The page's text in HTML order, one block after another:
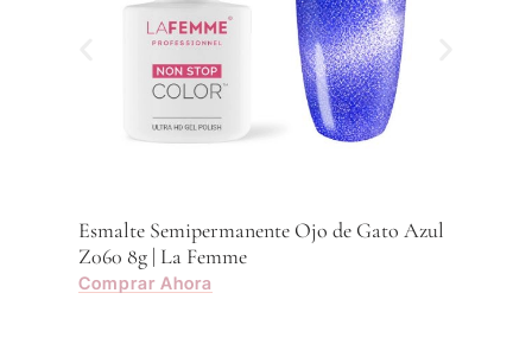
Esmalte Semipermanente Ojo de Gato Azul
Z060 8g | La Femme
Comprar Ahora